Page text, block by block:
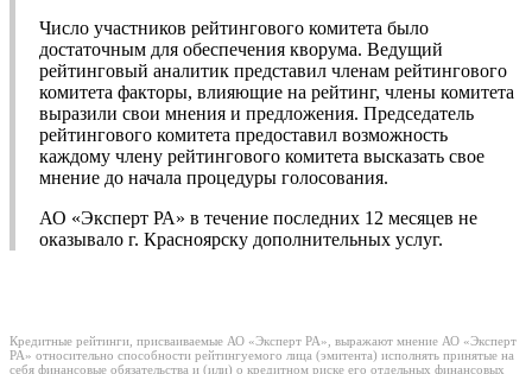
Число участников рейтингового комитета было
достаточным для обеспечения кворума. Ведущий
рейтинговый аналитик представил членам рейтингового
комитета факторы, влияющие на рейтинг, члены комитета
выразили свои мнения и предложения. Председатель
рейтингового комитета предоставил возможность
каждому члену рейтингового комитета высказать свое
мнение до начала процедуры голосования.
АО «Эксперт РА» в течение последних 12 месяцев не
оказывало г. Красноярску дополнительных услуг.
Кредитные рейтинги, присваиваемые АО «Эксперт РА», выражают мнение АО «Эксперт
РА» относительно способности рейтингуемого лица (эмитента) исполнять принятые на
себя финансовые обязательства и (или) о кредитном риске его отдельных финансовых